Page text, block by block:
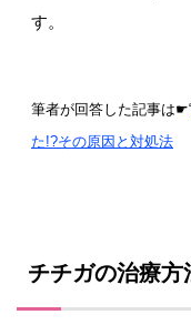
す。
筆者が回答した記事は
た!?その原因と対処法
チチガの治療方